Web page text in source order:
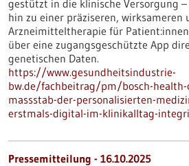
gestützt in die klinische Versorgung
hin zu einer präziseren, wirksameren
Arzneimitteltherapie für
über eine zugangsgeschützte App
genetischen Daten.
https://www.gesundheitsindustrie-
bw.de/fachbeitrag/pm/bosch-health-
massstab-der-personalisierten-
erstmals-digital-im-klinikalltag-
Pressemitteilung - 16.10.2025